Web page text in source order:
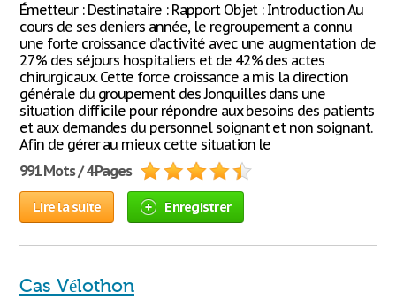
Émetteur : Destinataire : Rapport Objet : Introduction Au
cours de ses deniers année, le regroupement a connu
une forte croissance d’activité avec une augmentation de
27% des séjours hospitaliers et de 42% des actes
chirurgicaux. Cette force croissance a mis la direction
générale du groupement des Jonquilles dans une
situation difficile pour répondre aux besoins des patients
et aux demandes du personnel soignant et non soignant.
Afin de gérer au mieux cette situation le
991 Mots / 4 Pages
Lire la suite Enregistrer
Cas Vélothon